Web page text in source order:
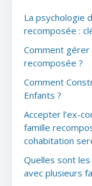
La psychologie
recomposée :
Comment gérer
recomposée ?
Comment
Enfants ?
Accepter l’ex-
famille
cohabitation
Quelles sont
avec plusieurs